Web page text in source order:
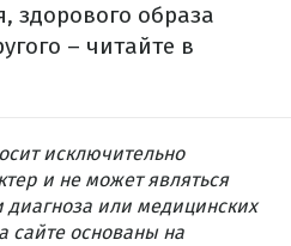
здорового образа
– читайте в
исключительно
и не может являться
диагноза или медицинских
сайте основаны на